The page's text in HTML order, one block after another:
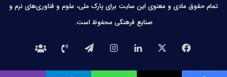
تمام حقوق مادی و معنوی این سایت برای پارک ملی، علوم و فناوری‌های نرم و
صنایع فرهنگی محفوظ است.
فیس
بوک
لینکدیناینستاگرامتلگرامتماس
با
درباره
ما